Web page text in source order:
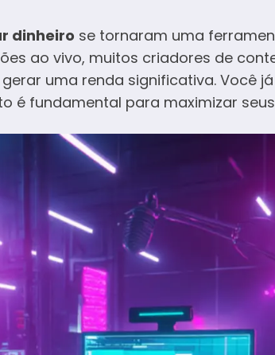
dinheiro se tornaram uma
ao vivo, muitos criadores de
uma renda significativa. Você
é fundamental para maximizar